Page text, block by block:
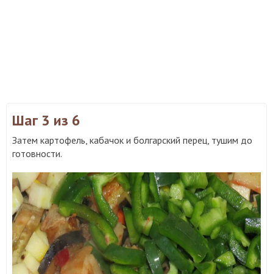
Шаг 3 из 6
Затем картофель, кабачок и болгарский перец, тушим до
готовности.